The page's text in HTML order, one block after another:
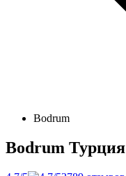
Bodrum
Bodrum Турция